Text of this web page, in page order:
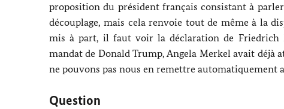
proposition du président français consistant à
découplage, mais cela renvoie tout de même à la
mis à part, il faut voir la déclaration de Friedrich
mandat de Donald Trump,Angela Merkelavait déjà
ne pouvons pas nous en remettre automatiquement
Question